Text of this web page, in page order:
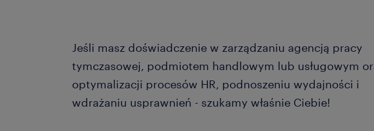
Jeśli masz doświadczenie w zarządzaniu agencją pracy
tymczasowej, podmiotem handlowym lub usługowym
optymalizacji procesów HR, podnoszeniu wydajności i
wdrażaniu usprawnień - szukamy właśnie Ciebie!